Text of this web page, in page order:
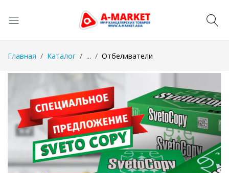
Главная Каталог ... Отбеливатели